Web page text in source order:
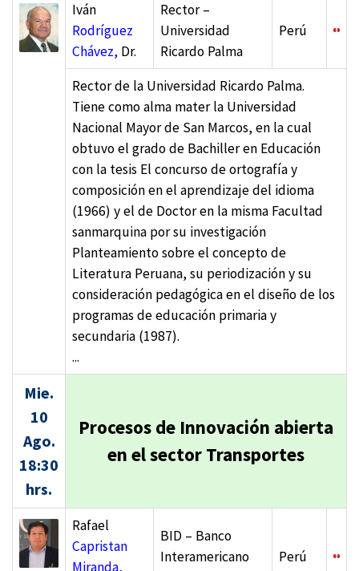
Iván
Rodríguez
Chávez, Dr.
Rector –
Universidad
Ricardo Palma
Perú
Rector de la Universidad Ricardo Palma.
Tiene como alma mater la Universidad
Nacional Mayor de San Marcos, en la cual
obtuvo el grado de Bachiller en Educación
con la tesis El concurso de ortografía y
composición en el aprendizaje del idioma
(1966) y el de Doctor en la misma Facultad
sanmarquina por su investigación
Planteamiento sobre el concepto de
Literatura Peruana, su periodización y su
consideración pedagógica en el diseño de los
programas de educación primaria y
secundaria (1987).
...
Mie.
10
Ago.
18:30
hrs.
Procesos de Innovación abierta
en el sector Transportes
Rafael
Capristan
Miranda,
BID – Banco
Interamericano
Perú